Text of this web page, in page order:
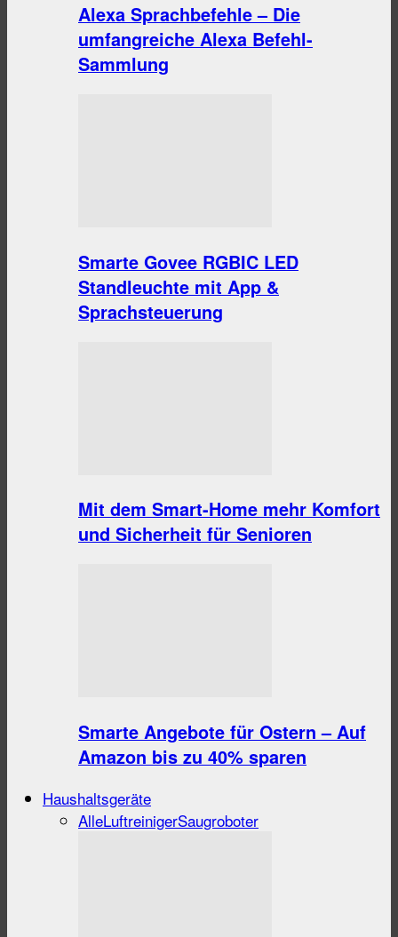
Alexa Sprachbefehle – Die
umfangreiche Alexa Befehl-
Sammlung
Smarte Govee RGBIC LED
Standleuchte mit App &
Sprachsteuerung
Mit dem Smart-Home mehr Komfort
und Sicherheit für Senioren
Smarte Angebote für Ostern – Auf
Amazon bis zu 40% sparen
Haushaltsgeräte
AlleLuftreinigerSaugroboter